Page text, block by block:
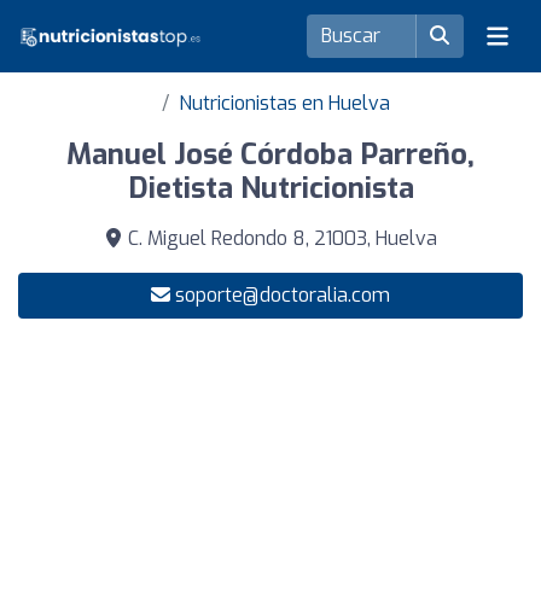
Nutricionistas en Huelva
Manuel José Córdoba Parreño,
Dietista Nutricionista
C. Miguel Redondo 8, 21003, Huelva
soporte@doctoralia.com